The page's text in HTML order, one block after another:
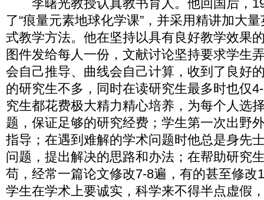
李曙光教授认真教书育人。他回国后，
了“痕量元素地球化学课”，并采用精讲加大
式教学方法。他在坚持以具有良好教学效果
图件发给每人一份，文献讨论坚持要求学生
会自己推导、曲线会自己计算，收到了良好
的研究生不多，同时在读研究生最多时也仅
究生都花费极大精力精心培养，为每个人选
题，保证足够的研究经费；学生第一次出野
指导；在遇到难解的学术问题时他总是身先
问题，提出解决的思路和办法；在帮助研究
苟，经常一篇论文修改7-8遍，有的甚至修改
学生在学术上要诚实，科学来不得半点虚假